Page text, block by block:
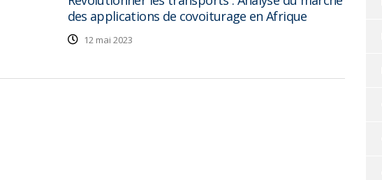
des applications de covoiturage en Afrique
12 mai 2023